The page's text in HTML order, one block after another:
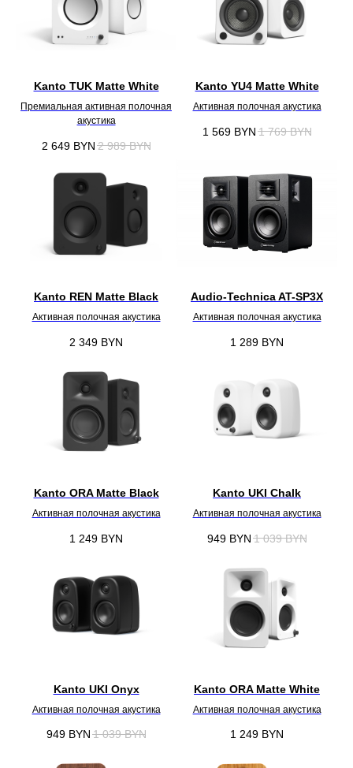
Kanto TUK Matte White
Премиальная активная полочная
акустика
2 649 BYN 2 989 BYN
Kanto YU4 Matte White
Активная полочная акустика
1 569 BYN 1 769 BYN
Kanto REN Matte Black
Активная полочная акустика
2 349 BYN
Audio-Technica AT-SP3X
Активная полочная акустика
1 289 BYN
Kanto ORA Matte Black
Активная полочная акустика
1 249 BYN
Kanto UKI Chalk
Активная полочная акустика
949 BYN 1 039 BYN
Kanto UKI Onyx
Активная полочная акустика
949 BYN 1 039 BYN
Kanto ORA Matte White
Активная полочная акустика
1 249 BYN